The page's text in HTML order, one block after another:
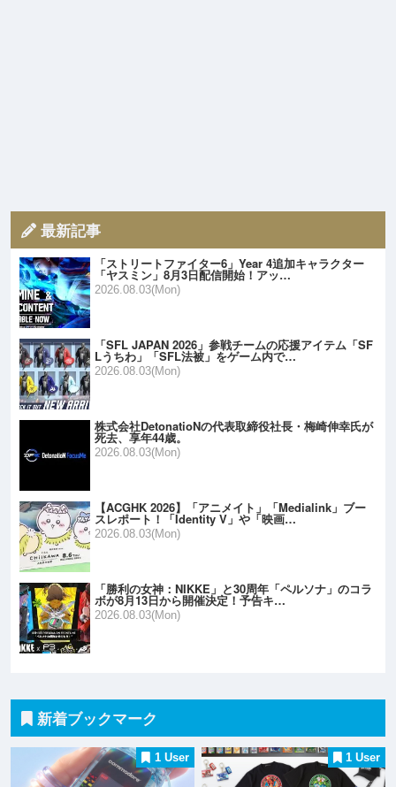
最新記事
「ストリートファイター6」Year 4追加キャラクター
「ヤスミン」8月3日配信開始！アッ…
2026.08.03(Mon)
「SFL JAPAN 2026」参戦チームの応援アイテム「SF
Lうちわ」「SFL法被」をゲーム内で…
2026.08.03(Mon)
株式会社DetonatioNの代表取締役社長・梅崎伸幸氏が
死去、享年44歳。
2026.08.03(Mon)
【ACGHK 2026】「アニメイト」「Medialink」ブー
スレポート！「Identity V」や「映画…
2026.08.03(Mon)
「勝利の女神：NIKKE」と30周年「ペルソナ」のコラ
ボが8月13日から開催決定！予告キ…
2026.08.03(Mon)
新着ブックマーク
1 User 1 User